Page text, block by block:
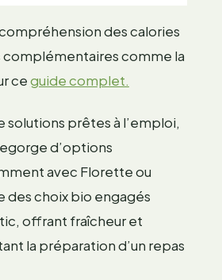
des calories
complémentaires comme la
ceguide complet.
solutions prêtes à l’emploi,
d’options
avec Florette ou
des choix bio engagés
offrant fraîcheur et
la préparation d’un repas